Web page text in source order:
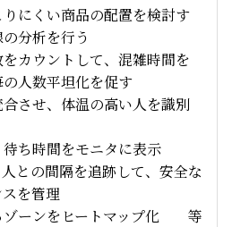
りにくい商品の配置を検討す
分析を行う
をカウントして、混雑時間を
人数平坦化を促す
合させ、体温の高い人を識別
待ち時間をモニタに表示
との間隔を追跡して、安全な
を管理
ゾーンをヒートマップ化 等